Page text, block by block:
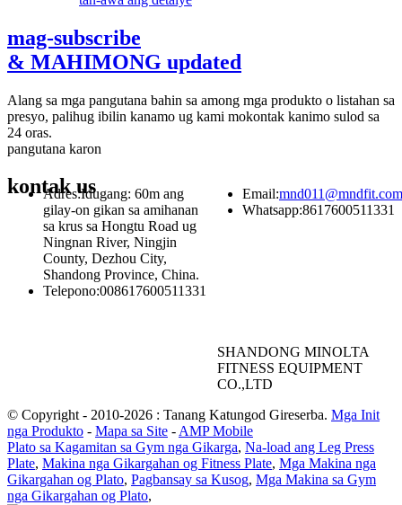
mag-subscribe
& MAHIMONG updated
Alang sa mga pangutana bahin sa among mga produkto o listahan sa
presyo, palihug ibilin kanamo ug kami mokontak kanimo sulod sa
24 oras.
pangutana karon
kontakus
Adres:Idugang: 60m ang
gilay-on gikan sa amihanan
sa krus sa Hongtu Road ug
Ningnan River, Ningjin
County, Dezhou City,
Shandong Province, China.
Telepono:008617600511331
Email:mnd011@mndfit.com
Whatsapp:8617600511331
SHANDONG MINOLTA
FITNESS EQUIPMENT
CO.,LTD
© Copyright - 2010-2026 : Tanang Katungod Gireserba. Mga Init
nga Produkto - Mapa sa Site - AMP Mobile
Plato sa Kagamitan sa Gym nga Gikarga, Na-load ang Leg Press
Plate, Makina nga Gikargahan og Fitness Plate, Mga Makina nga
Gikargahan og Plato, Pagbansay sa Kusog, Mga Makina sa Gym
nga Gikargahan og Plato,